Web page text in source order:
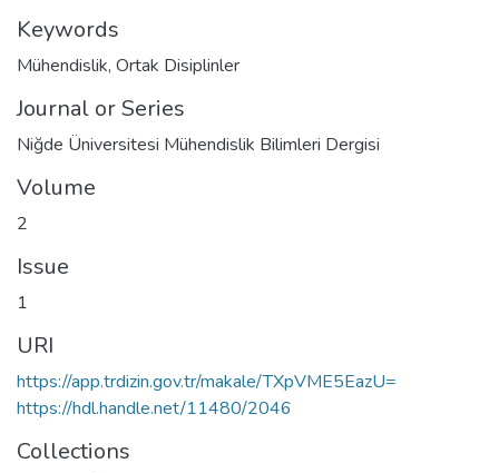
Keywords
Mühendislik, Ortak Disiplinler
Journal or Series
Niğde Üniversitesi Mühendislik Bilimleri Dergisi
Volume
2
Issue
1
URI
https://app.trdizin.gov.tr/makale/TXpVME5EazU=
https://hdl.handle.net/11480/2046
Collections